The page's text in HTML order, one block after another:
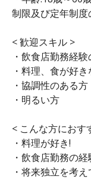
制限及び定年制度
< 歓迎スキル >
・飲食店勤務経
・料理、食が好
・協調性のある方
・明るい方
< こんな方におす
・料理が好き!
・飲食店勤務の
・将来独立を考え